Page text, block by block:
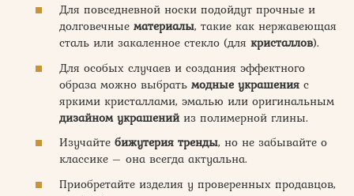
Для повседневной носки подойдут прочные и
долговечные материалы, такие как нержавеющая
сталь или закаленное стекло (для кристаллов).
Для особых случаев и создания эффектного
образа можно выбрать модные украшения с
яркими кристаллами, эмалью или оригинальным
дизайном украшенийиз полимерной глины.
Изучайте бижутерия тренды, но не забывайте о
классике – она всегда актуальна.
Приобретайте изделия у проверенных продавцов,